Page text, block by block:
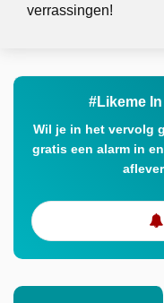
verrassingen!
#Likeme
Wil je in het vervolg
gratis een alarm in